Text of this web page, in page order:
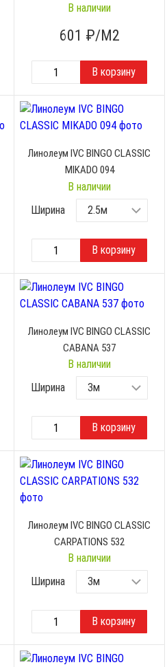
В наличии
601 ₽/М2
Линолеум IVC BINGO CLASSIC
MIKADO 094
В наличии
Ширина
Линолеум IVC BINGO CLASSIC
CABANA 537
В наличии
Ширина
Линолеум IVC BINGO CLASSIC
CARPATIONS 532
В наличии
Ширина